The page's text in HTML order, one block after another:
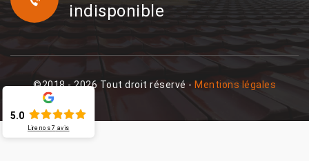
indisponible
©2018 - 2026 Tout droit réservé - Mentions légales
5.0
Lire nos 7 avis